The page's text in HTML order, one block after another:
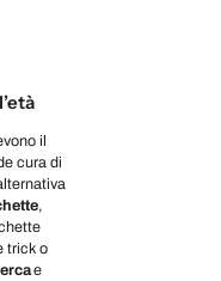
il
cura di
,
trick o
e